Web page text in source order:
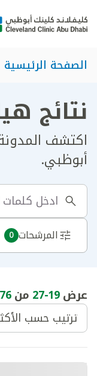
الصفحة الرئيسية
نتائج
اكتشف
أبوظبي.
المرشحات 0
عرض19
-
27 من
ترتيب حسب